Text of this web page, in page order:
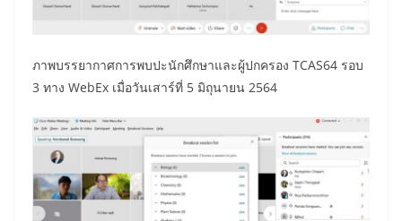
ภาพบรรยากาศการพบปะนักศึกษาและผู้ปกครอง TCAS64 รอบ
3 ทาง WebEx เมื่อวันเสาร์ที่ 5 มิถุนายน 2564